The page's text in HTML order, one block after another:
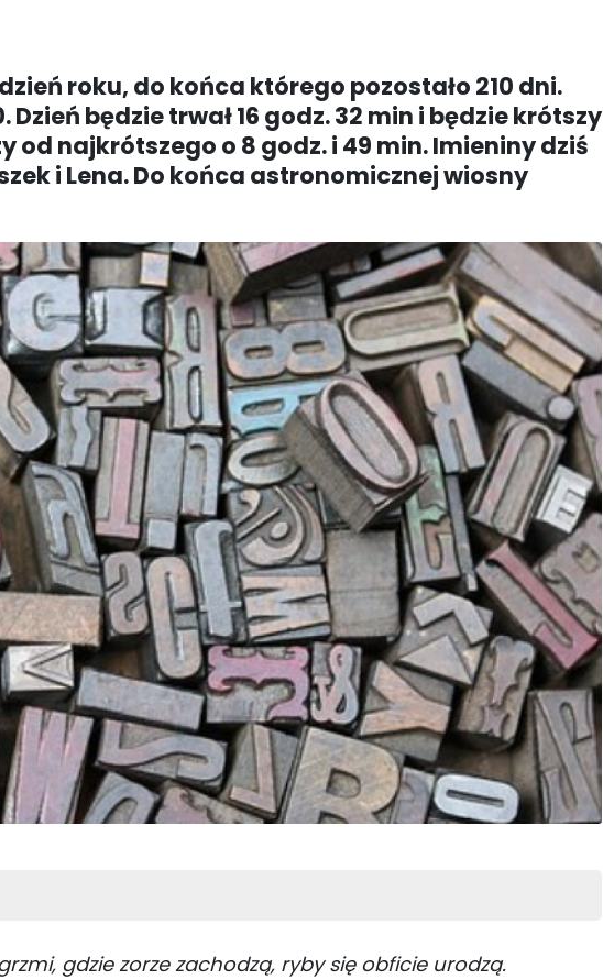
roku, do końca którego pozostało 210 dni.
Dzień będzie trwał 16 godz. 32 min i będzie krótszy
od najkrótszego o 8 godz. i 49 min. Imieniny dziś
i Lena. Do końca astronomicznej wiosny
gdzie zorze zachodzą, ryby się obficie urodzą.